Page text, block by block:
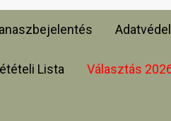
Lista Választás